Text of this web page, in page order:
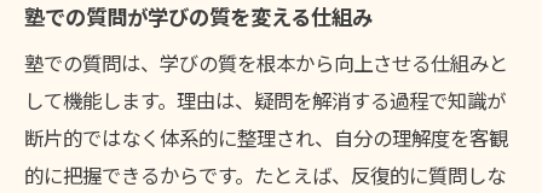
塾での疑問解消が未来を変える理由
塾での質問が学びの質を変える仕組み
塾での質問は、学びの質を根本から向上させる仕組みと
して機能します。理由は、疑問を解消する過程で知識が
断片的ではなく体系的に整理され、自分の理解度を客観
的に把握できるからです。たとえば、反復的に質問しな